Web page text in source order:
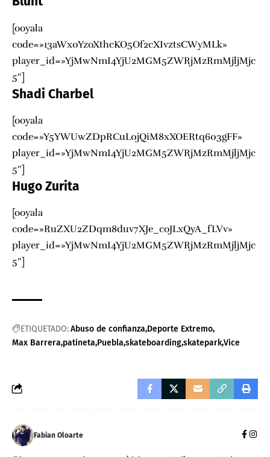
[ooyala
code=»13aWx0YzoXthcKO5Of2cXIvztsCWyMLk»
player_id=»YjMwNmI4YjU2MGM5ZWRjMzRmMjljMjc
5″]
Shadi Charbel
[ooyala
code=»Y5YWUwZDpRCuL0jQiM8xXOERtq603gFF»
player_id=»YjMwNmI4YjU2MGM5ZWRjMzRmMjljMjc
5″]
Hugo Zurita
[ooyala
code=»RuZXU2ZDqm8duv7XJe_coJLxQyA_fLVv»
player_id=»YjMwNmI4YjU2MGM5ZWRjMzRmMjljMjc
5″]
ETIQUETADO:Abuso de confianza Deporte Extremo
Max Barrera patineta Puebla skateboardingskateparkVice
Fabian Oloarte